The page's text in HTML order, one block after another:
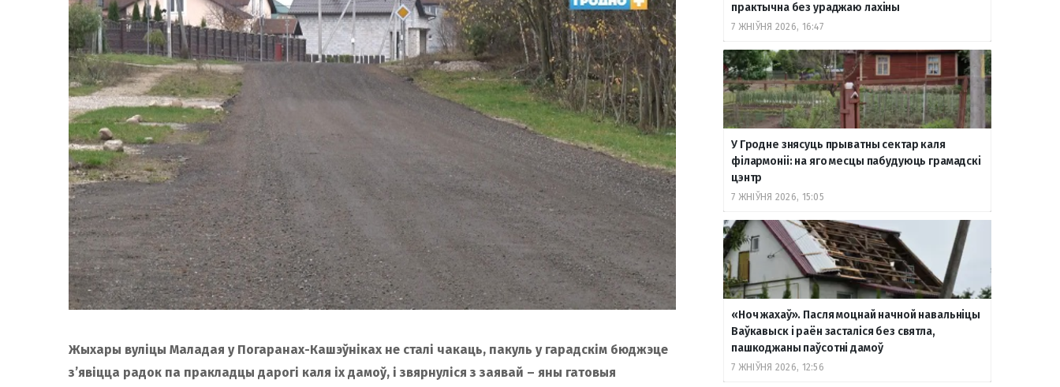
Жыхары вуліцы Маладая у Погаранах-Кашэўніках не сталі чакаць, пакуль у гарадскім бюджэце
з’явіцца радок па пракладцы дарогі каля іх дамоў, і звярнуліся з заявай – яны гатовыя
практычна без ураджаю лахіны
7 ЖНІЎНЯ 2026, 16:47
У Гродне знясуць прыватны сектар каля
філармоніі: на яго месцы пабудуюць грамадскі
цэнтр
7 ЖНІЎНЯ 2026, 15:05
«Ноч жахаў». Пасля моцнай начной навальніцы
Ваўкавыск і раён засталіся без святла,
пашкоджаны паўсотні дамоў
7 ЖНІЎНЯ 2026, 12:56